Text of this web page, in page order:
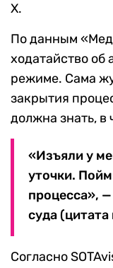
X.
По данным
ходатайство об
режиме. Сама
закрытия
должна знать, в
«Изъяли у
уточки.
процесса»,
суда
Согласно